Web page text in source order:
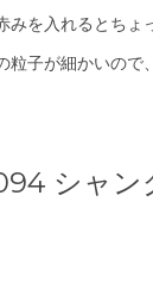
を入れるとちょ
子が細かいの
シャン